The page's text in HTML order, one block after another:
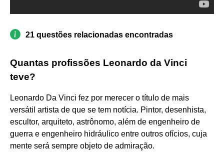
21 questões relacionadas encontradas
Quantas profissões Leonardo da Vinci
teve?
Leonardo Da Vinci fez por merecer o título de mais
versátil artista de que se tem notícia. Pintor, desenhista,
escultor, arquiteto, astrônomo, além de engenheiro de
guerra e engenheiro hidráulico entre outros ofícios, cuja
mente será sempre objeto de admiração.